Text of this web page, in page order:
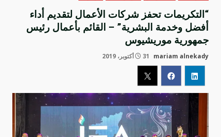
“التكريمات تحفز شركات الأعمال لتقديم أداء
أفضل وخدمة البشرية” – القائم بأعمال رئيس
جمهورية موريشيوس
mariam alnekady 31 أكتوبر، 2019